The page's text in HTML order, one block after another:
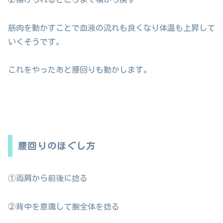
筋肉を動かすことで血液の流れも良くなり体温も上昇して
いくそうです。
これをやったあと腰回りも動かします。
腰回りのほぐし方
①両肩から前後に捻る
②背中を意識して腕全体を捻る